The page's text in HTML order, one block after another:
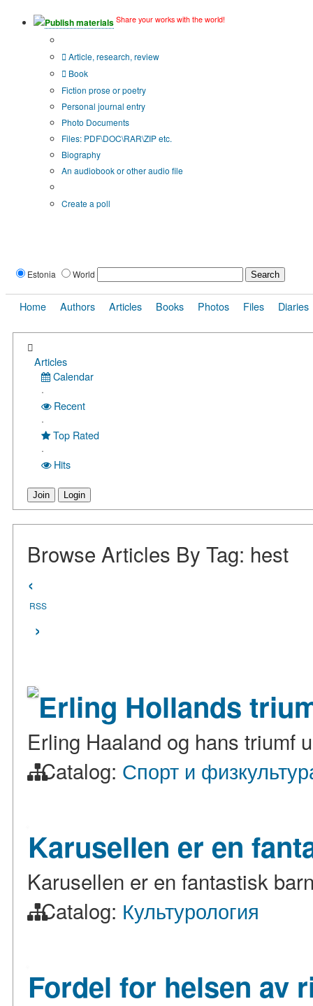
Publish materials Share your works with the world!
Article, research, review
Book
Fiction prose or poetry
Personal journal entry
Photo Documents
Files: PDF\DOC\RAR\ZIP etc.
Biography
An audiobook or other audio file
Create a poll
Estonia World
Home Authors Articles Books Photos Files Diaries
Articles
Calendar
·
Recent
·
Top Rated
·
Hits
Join Login
Browse Articles By Tag: hest
‹
RSS
›
Erling Hollands
Erling Haaland og hans triumf
Catalog: Спорт и
Karusellen er en
Karusellen er en fantastisk
Catalog: Культурология
Fordel for helsen av